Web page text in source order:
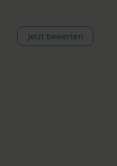
Jetzt bewerten